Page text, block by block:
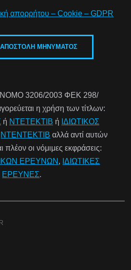
απορρήτου – Cookie – GDPR
ΝΟΜΟ 3206/2003 ΦΕΚ 298/
η χρήση των τίτλων:
ή ΝΤΕΤΕΚΤΙΒ ή ΙΔΙΩΤΙΚΟΣ
ΝΤΕΝΤΕΚΤΙΒ αλλά αντί αυτών
πλέον οι νόμιμες εκφράσεις:
ΕΡΕΥΝΩΝ , ΙΔΙΩΤΙΚΕΣ
ΕΡΕΥΝΕΣ.